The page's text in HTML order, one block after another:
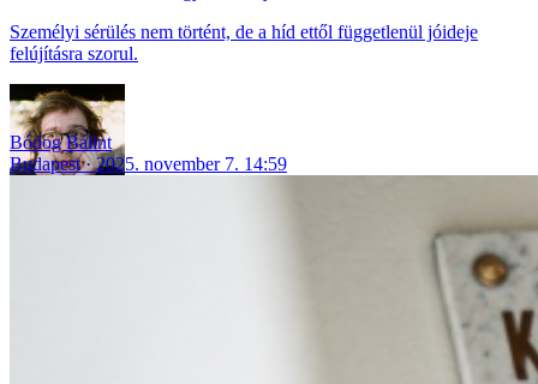
Személyi sérülés nem történt, de a híd ettől függetlenül jóideje
felújításra szorul.
Bódog Bálint
Budapest
2025. november 7. 14:59